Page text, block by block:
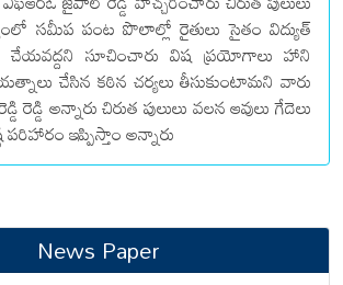
సమీప పంట పొలాల్లో రైతులు సైతం విద్యుత్
చేయవద్దని సూచించారు విష ప్రయోగాలు హాని
చేసిన కఠిన చర్యలు తీసుకుంటామని వారు
అన్నారు చిరుత పులులు వలన ఆవులు గేదెలు
ఇప్పిస్తాం అన్నారు
News Paper